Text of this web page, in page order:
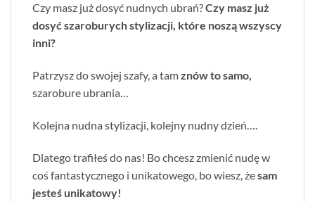
Czy masz już dosyć nudnych ubrań?Czy masz już
dosyć szaroburych stylizacji, które noszą wszyscy
inni?
Patrzysz do swojej szafy, a tamznów to samo,
szarobure ubrania…
Kolejna nudna stylizacji, kolejny nudny dzień….
Dlatego trafiłeś do nas! Bo chcesz zmienić nudę w
coś fantastycznego i unikatowego, bo wiesz, żesam
jesteś unikatowy!